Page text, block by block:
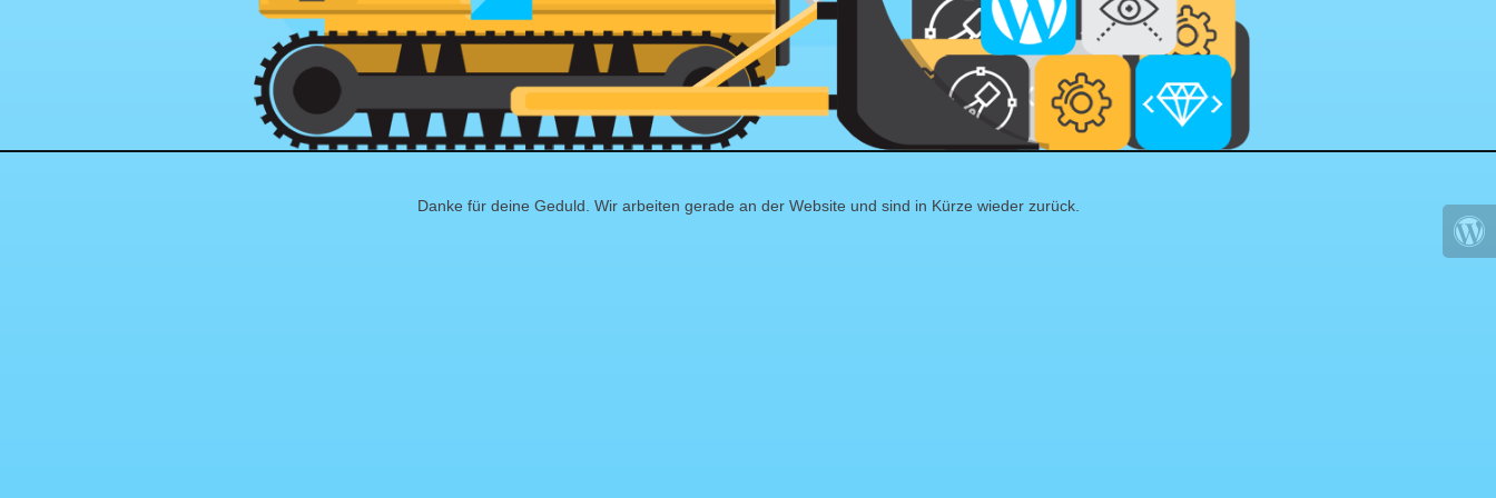
Danke für deine Geduld. Wir arbeiten gerade an der Website und sind in Kürze wieder zurück.